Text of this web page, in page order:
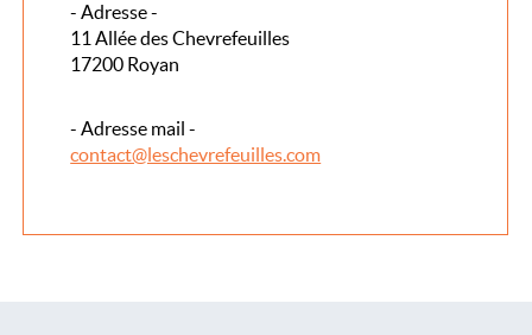
- Adresse -
11 Allée des Chevrefeuilles
17200 Royan
- Adresse mail -
contact@leschevrefeuilles.com